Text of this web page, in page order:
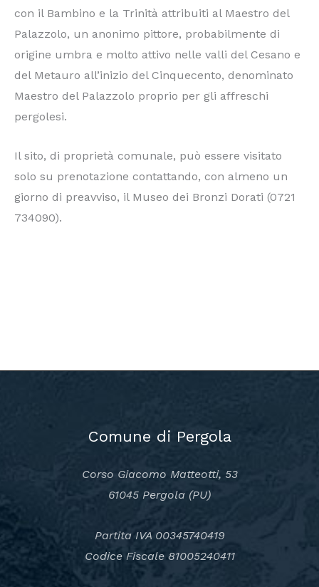
con il Bambino e la Trinità attribuiti al Maestro del
Palazzolo, un anonimo pittore, probabilmente di
origine umbra e molto attivo nelle valli del Cesano e
del Metauro all’inizio del Cinquecento, denominato
Maestro del Palazzolo proprio per gli affreschi
pergolesi.
Il sito, di proprietà comunale, può essere visitato
solo su prenotazione contattando, con almeno un
giorno di preavviso, il Museo dei Bronzi Dorati (0721
734090).
Comune di Pergola
Corso Giacomo Matteotti, 53
61045 Pergola (PU)
Partita IVA 00345740419
Codice Fiscale 81005240411